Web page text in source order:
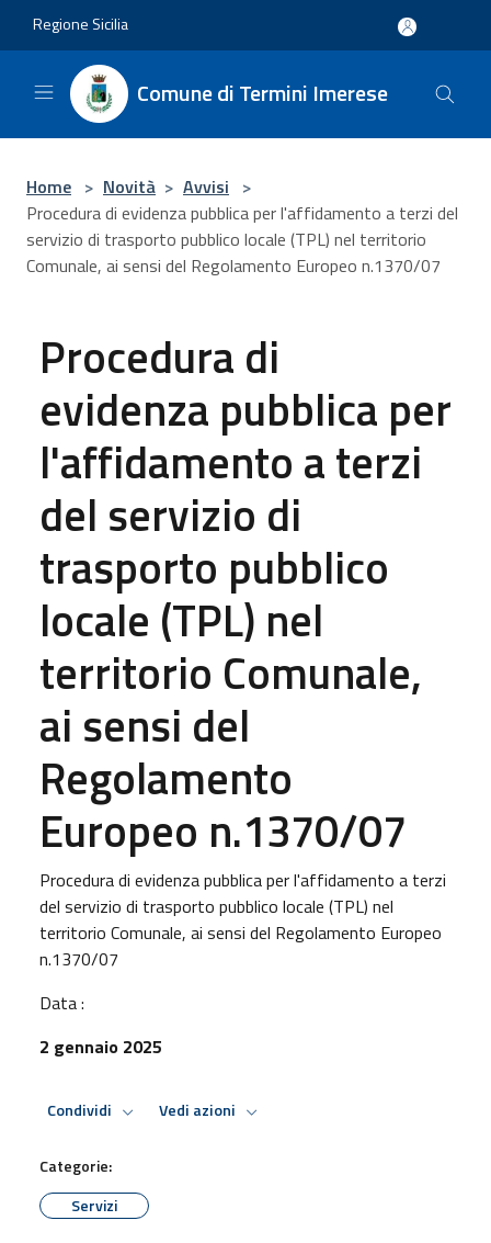
Regione Sicilia
Comune di Termini Imerese
Home > Novità > Avvisi >
Procedura di evidenza pubblica per l'affidamento a terzi del
servizio di trasporto pubblico locale (TPL) nel territorio
Comunale, ai sensi del Regolamento Europeo n.1370/07
Procedura di
evidenza pubblica per
l'affidamento a terzi
del servizio di
trasporto pubblico
locale (TPL) nel
territorio Comunale,
ai sensi del
Regolamento
Europeo n.1370/07
Procedura di evidenza pubblica per l'affidamento a terzi
del servizio di trasporto pubblico locale (TPL) nel
territorio Comunale, ai sensi del Regolamento Europeo
n.1370/07
Data :
2 gennaio 2025
Condividi Vedi azioni
Categorie:
Servizi